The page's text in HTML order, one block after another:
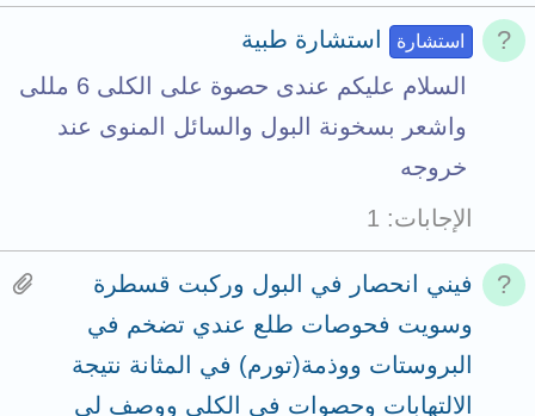
استشارة
استشارة طبية
السلام عليكم عندى حصوة على الكلى 6 مللى
واشعر بسخونة البول والسائل المنوى عند
خروجه
الإجابات
1
فيني انحصار في البول وركبت قسطرة
وسويت فحوصات طلع عندي تضخم في
البروستات ووذمة(تورم) في المثانة نتيجة
الالتهابات وحصوات في الكلى ووصف لي